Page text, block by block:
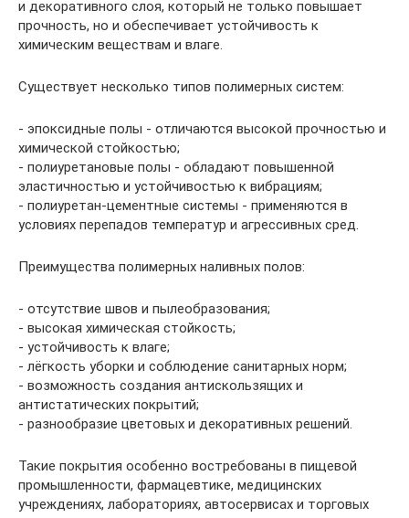
и декоративного слоя, который не только повышает
прочность, но и обеспечивает устойчивость к
химическим веществам и влаге.
Существует несколько типов полимерных систем:
- эпоксидные полы - отличаются высокой прочностью и
химической стойкостью;
- полиуретановые полы - обладают повышенной
эластичностью и устойчивостью к вибрациям;
- полиуретан-цементные системы - применяются в
условиях перепадов температур и агрессивных сред.
Преимущества полимерных наливных полов:
- отсутствие швов и пылеобразования;
- высокая химическая стойкость;
- устойчивость к влаге;
- лёгкость уборки и соблюдение санитарных норм;
- возможность создания антискользящих и
антистатических покрытий;
- разнообразие цветовых и декоративных решений.
Такие покрытия особенно востребованы в пищевой
промышленности, фармацевтике, медицинских
учреждениях, лабораториях, автосервисах и торговых